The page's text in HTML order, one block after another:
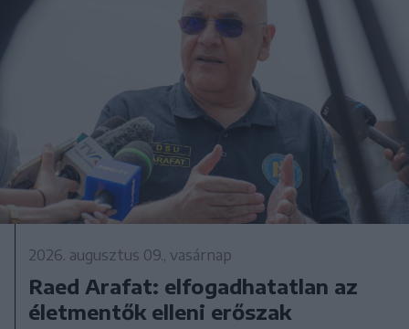
2026. augusztus 09., vasárnap
Raed Arafat: elfogadhatatlan az
életmentők elleni erőszak